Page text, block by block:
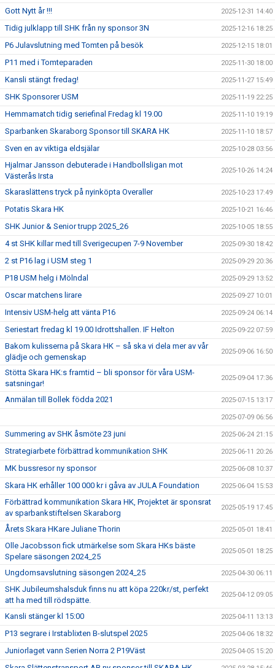
Gott Nytt år !!! 2025-12-31 14:40
Tidig julklapp till SHK från ny sponsor 3N 2025-12-16 18:25
P6 Julavslutning med Tomten på besök 2025-12-15 18:01
P11 med i Tomteparaden 2025-11-30 18:00
Kansli stängt fredag! 2025-11-27 15:49
SHK Sponsorer USM 2025-11-19 22:25
Hemmamatch tidig seriefinal Fredag kl 19.00 2025-11-10 19:19
Sparbanken Skaraborg Sponsor till SKARA HK 2025-11-10 18:57
Sven en av viktiga eldsjälar 2025-10-28 03:56
Hjalmar Jansson debuterade i Handbollsligan mot
Västerås Irsta
2025-10-26 14:24
Skaraslättens tryck på nyinköpta Overaller 2025-10-23 17:49
Potatis Skara HK 2025-10-21 16:46
SHK Junior & Senior trupp 2025_26 2025-10-05 18:55
4 st SHK killar med till Sverigecupen 7-9 November 2025-09-30 18:42
2 st P16 lag i USM steg 1 2025-09-29 20:36
P18 USM helg i Mölndal 2025-09-29 13:52
Oscar matchens lirare 2025-09-27 10:01
Intensiv USM-helg att vänta P16 2025-09-24 06:14
Seriestart fredag kl 19.00 Idrottshallen. IF Helton 2025-09-22 07:59
Bakom kulisserna på Skara HK – så ska vi dela mer av vår
glädje och gemenskap
2025-09-06 16:50
Stötta Skara HK:s framtid – bli sponsor för våra USM-
satsningar!
2025-09-04 17:36
Anmälan till Bollek födda 2021 2025-07-15 13:17
2025-07-09 06:56
Summering av SHK åsmöte 23 juni 2025-06-24 21:15
Strategiarbete förbättrad kommunikation SHK 2025-06-11 20:26
MK bussresor ny sponsor 2025-06-08 10:37
Skara HK erhåller 100 000 kr i gåva av JULA Foundation 2025-06-04 15:53
Förbättrad kommunikation Skara HK, Projektet är sponsrat
av sparbankstiftelsen Skaraborg
2025-05-19 17:45
Årets Skara HKare Juliane Thorin 2025-05-01 18:41
Olle Jacobsson fick utmärkelse som Skara HKs bäste
Spelare säsongen 2024_25
2025-05-01 18:25
Ungdomsavslutning säsongen 2024_25 2025-04-30 06:11
SHK Jubileumshalsduk finns nu att köpa 220kr/st, perfekt
att ha med till rödspätte.
2025-04-12 09:05
Kansli stänger kl 15:00 2025-04-11 13:13
P13 segrare i Irstablixten B-slutspel 2025 2025-04-06 18:32
Juniorlaget vann Serien Norra 2 P19Väst 2025-04-05 15:20